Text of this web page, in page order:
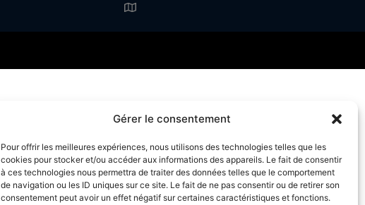
Gérer le consentement
Pour offrir les meilleures expériences, nous utilisons des technologies telles que les
cookies pour stocker et/ou accéder aux informations des appareils. Le fait de consentir
à ces technologies nous permettra de traiter des données telles que le comportement
de navigation ou les ID uniques sur ce site. Le fait de ne pas consentir ou de retirer son
consentement peut avoir un effet négatif sur certaines caractéristiques et fonctions.